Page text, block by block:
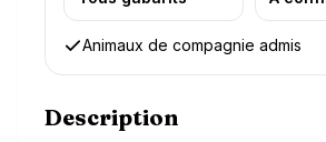
Animaux de compagnie admis
Description